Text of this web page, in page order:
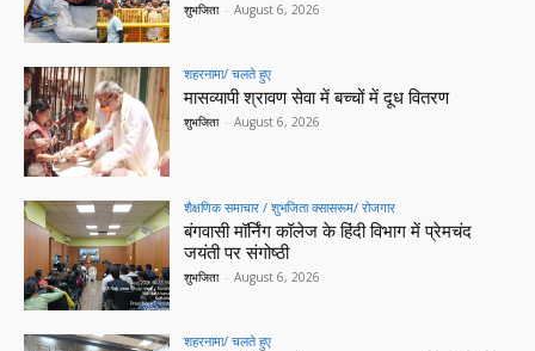
शुभजिता - August 6, 2026
शहरनामा/ चलते हुए
मासव्यापी श्रावण सेवा में बच्चों में दूध वितरण
शुभजिता - August 6, 2026
शैक्षणिक समाचार / शुभजिता क्सासरूम/ रोजगार
बंगवासी मॉर्निंग कॉलेज के हिंदी विभाग में प्रेमचंद
जयंती पर संगोष्ठी
शुभजिता - August 6, 2026
शहरनामा/ चलते हुए